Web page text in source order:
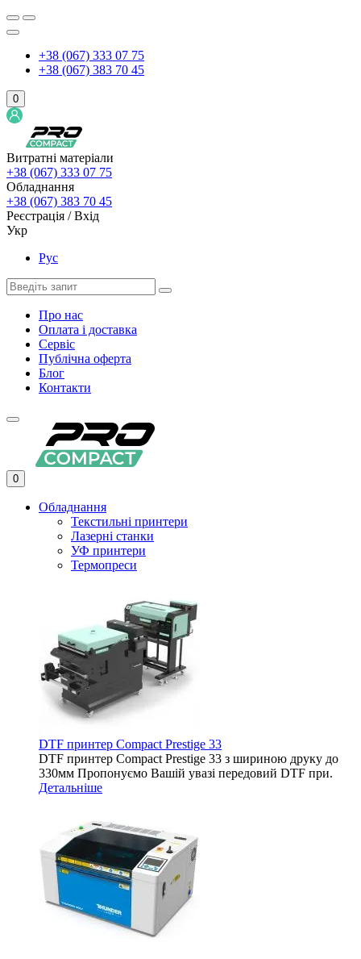
+38 (067) 333 07 75
+38 (067) 383 70 45
0
Витратні матеріали
+38 (067) 333 07 75
Обладнання
+38 (067) 383 70 45
Реєстрація / Вхід
Укр
Рус
Про нас
Оплата і доставка
Сервіс
Публічна оферта
Блог
Контакти
0
Обладнання
Текстильні принтери
Лазерні станки
УФ принтери
Термопреси
DTF принтер Compact Prestige 33
DTF принтер Compact Prestige 33 з шириною друку до
330мм Пропонуємо Вашій увазі передовий DTF при.
Детальніше